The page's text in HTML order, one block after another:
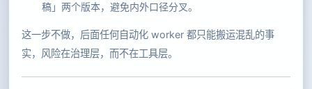
稿」两个版本，避免内外口径分叉。
这一步不做，后面任何自动化 worker 都只能搬运混乱的事
实，风险在治理层，而不在工具层。